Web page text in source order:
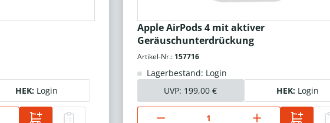
HEK: Login
Apple AirPods 4 mit aktiver
Geräuschunterdrückung
Artikel-Nr.: 157716
Lagerbestand: Login
UVP: 199,00 € HEK: Login